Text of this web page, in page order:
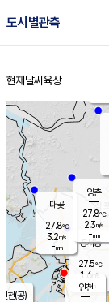
도시별관측
홈
현재날씨 육상
경서동
27.5℃
1.6 m/s
-mm
대곶
27.8℃
3.2m/s
-mm
양촌
27.8℃
2.3m/s
-mm
인천(공)
인천